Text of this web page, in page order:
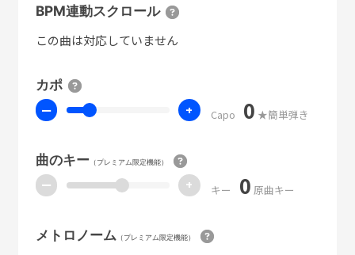
BPM連動スクロール
この曲は対応していません
カポ
ー + Capo 0 ★簡単弾き
曲のキー（プレミアム限定機能）
ー + キー 0 原曲キー
メトロノーム （プレミアム限定機能）